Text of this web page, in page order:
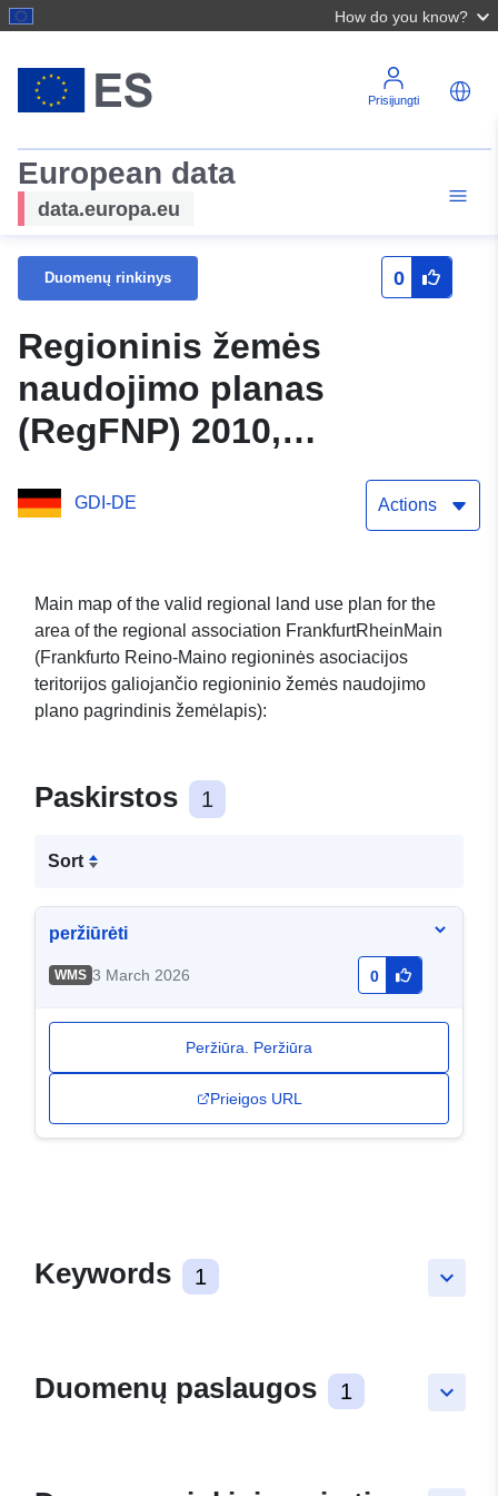
How do you know?
Prisijungti
European data
data.europa.eu
Duomenų rinkinys 0
Regioninis žemės
naudojimo planas
(RegFNP) 2010,
pagrindinis žemėlapis,
plano būklė 2025 01 31 –
RegFNP pagrindinis
žemėlapis (apžvalga)
GDI-DE Actions
Main map of the valid regional land use plan for the
area of the regional association FrankfurtRheinMain
(Frankfurto Reino-Maino regioninės asociacijos
teritorijos galiojančio regioninio žemės naudojimo
plano pagrindinis žemėlapis):
Paskirstos 1
Sort
peržiūrėti
WMS 3 March 2026 0
Peržiūra. Peržiūra
Prieigos URL
keyboard_arrow_down
Keywords 1
keyboard_arrow_down
Duomenų paslaugos 1